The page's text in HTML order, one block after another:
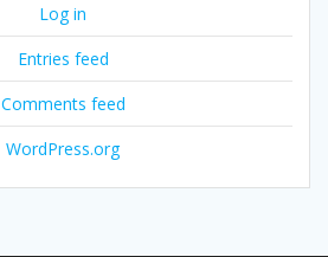
Log in
Entries feed
Comments feed
WordPress.org